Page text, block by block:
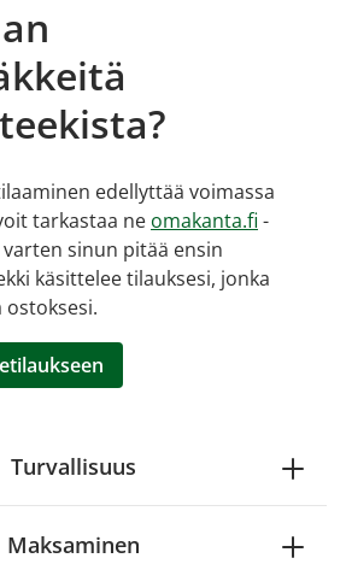
edellyttää voimassa
tarkastaa ne omakanta.fi -
sinun pitää ensin
käsittelee tilauksesi, jonka
ostoksesi.
Turvallisuus
Maksaminen